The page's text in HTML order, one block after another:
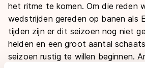
Van Jong tot Goud verhalen
het ritme te komen. Om die reden
wedstrijden gereden op banen als
tijden zijn er dit seizoen nog niet
helden en een groot aantal
seizoen rustig te willen beginnen.